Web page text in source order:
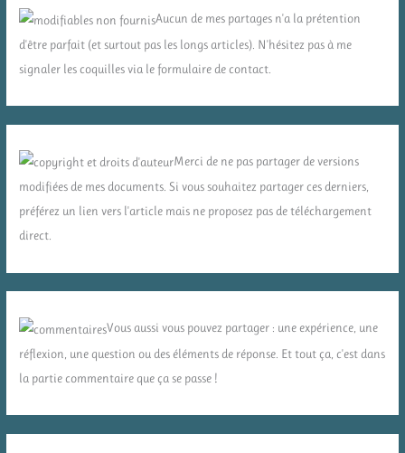
Aucun de mes partages n'a la prétention
d'être parfait (et surtout pas les longs articles). N'hésitez pas à me
signaler les coquilles via le formulaire de contact.
Merci de ne pas partager de versions
modifiées de mes documents. Si vous souhaitez partager ces derniers,
préférez un lien vers l'article mais ne proposez pas de téléchargement
direct.
Vous aussi vous pouvez partager : une expérience, une
réflexion, une question ou des éléments de réponse. Et tout ça, c'est dans
la partie commentaire que ça se passe !